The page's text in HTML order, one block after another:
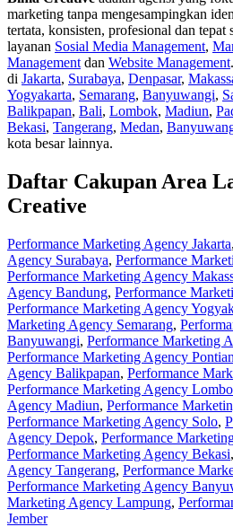
marketing tanpa mengesampingkan
tertata, konsisten, profesional dan tepat
layanan Sosial Media Management,
Management dan Website Management
di Jakarta, Surabaya, Denpasar,
Yogyakarta, Semarang, Banyuwangi,
Balikpapan, Bali, Lombok, Madiun,
Bekasi, Tangerang, Medan,
kota besar lainnya.
Daftar Cakupan Area
Creative
Performance Marketing Agency Jakarta,
Agency Surabaya, Performance
Performance Marketing Agency
Agency Bandung, Performance
Performance Marketing Agency
Marketing Agency Semarang,
Banyuwangi, Performance Marketing
Performance Marketing Agency
Agency Balikpapan, Performance
Performance Marketing Agency
Agency Madiun, Performance
Performance Marketing Agency Solo,
Agency Depok, Performance
Performance Marketing Agency Bekasi,
Agency Tangerang, Performance
Performance Marketing Agency
Marketing Agency Lampung,
Jember